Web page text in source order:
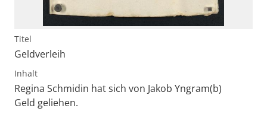
Titel
Geldverleih
Inhalt
Regina Schmidin hat sich von Jakob Yngram(b)
Geld geliehen.